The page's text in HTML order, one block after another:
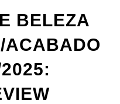
BELEZA
ACABADO